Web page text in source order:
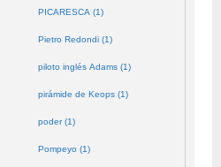
PICARESCA (1)
Pietro Redondi (1)
piloto inglés Adams (1)
pirámide de Keops (1)
poder (1)
Pompeyo (1)